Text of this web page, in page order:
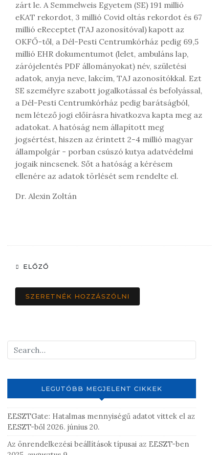
zárt le. A Semmelweis Egyetem (SE) 191 millió
eKAT rekordot, 3 millió Covid oltás rekordot és 67
millió eReceptet (TAJ azonosítóval) kapott az
OKFŐ-től, a Dél-Pesti Centrumkórház pedig 69,5
millió EHR dokumentumot (lelet, ambuláns lap,
zárójelentés PDF állományokat) név, születési
adatok, anyja neve, lakcím, TAJ azonosítókkal. Ezt
SE személyre szabott jogalkotással és befolyással,
a Dél-Pesti Centrumkórház pedig barátságból,
nem létező jogi előírásra hivatkozva kapta meg az
adatokat. A hatóság nem állapított meg
jogsértést, hiszen az érintett 2-4 millió magyar
állampolgár - porban csúszó kutya adatvédelmi
jogaik nincsenek. Sőt a hatóság a kérésem
ellenére az adatok törlését sem rendelte el.
Dr. Alexin Zoltán
ELŐZŐ
SZERETNÉK HOZZÁSZÓLNI
LEGUTÓBB MEGJELENT CIKKEK
EESZTGate: Hatalmas mennyiségű adatot vittek el az
EESZT-ből 2026. június 20.
Az önrendelkezési beállítások típusai az EESZT-ben